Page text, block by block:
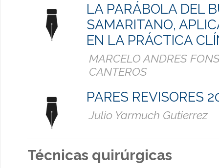
LA PARÁBOLA DEL
SAMARITANO,
EN LA PRÁCTICA
MARCELO ANDRES
CANTEROS
PARES REVISORES
Julio Yarmuch Gutierrez
Técnicas quirúrgicas